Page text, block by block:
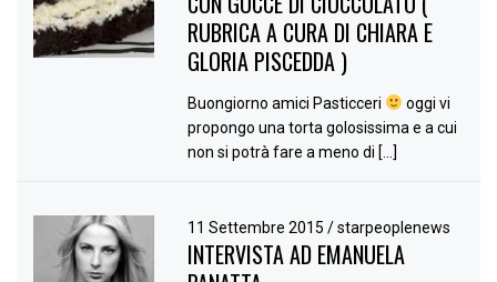
RUBRICA A CURA DI CHIARA E
GLORIA PISCEDDA )
Buongiorno amici Pasticceri
oggi vi
propongo una torta golosissima e a cui
non si potrà fare a meno di […]
11 Settembre 2015/ starpeoplenews
INTERVISTA AD EMANUELA